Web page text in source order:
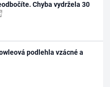
Chyba vydržela 30
podlehla vzácné a